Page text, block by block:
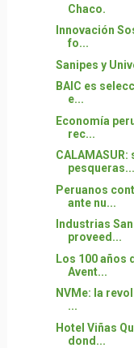
Chaco.
Innovación
fo...
Sanipes y
BAIC es
e...
Economía
rec...
pesqueras...
Peruanos
ante nu...
Industrias
proveed...
Los 100 años
Avent...
NVMe: la
...
Hotel Viñas
dond...